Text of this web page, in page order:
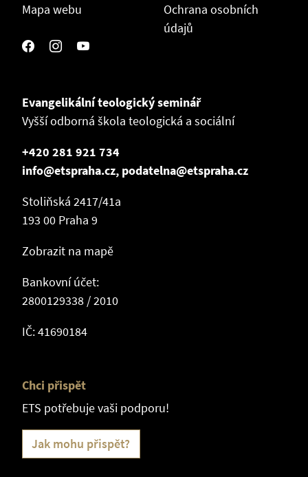
Mapa webu
Ochrana osobních
údajů
Evangelikální teologický seminář
Vyšší odborná škola teologická a sociální
+420 281 921 734
info@etspraha.cz, podatelna@etspraha.cz
Stoliňská 2417/41a
193 00 Praha 9
Zobrazit na mapě
Bankovní účet:
2800129338 / 2010
IČ: 41690184
Chci přispět
ETS potřebuje vaši podporu!
Jak mohu přispět?